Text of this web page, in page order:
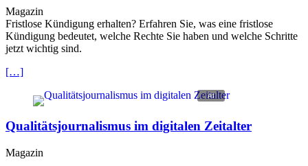
Magazin
Fristlose Kündigung erhalten? Erfahren Sie, was eine fristlose
Kündigung bedeutet, welche Rechte Sie haben und welche Schritte
jetzt wichtig sind.
[…]
Qualitätsjournalismus im digitalen Zeitalter
Magazin